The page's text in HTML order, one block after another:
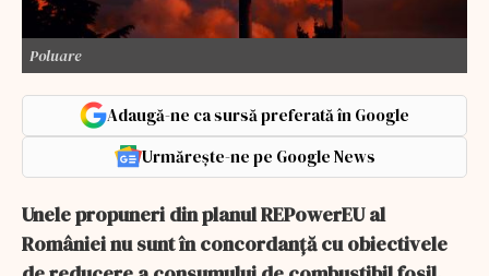
Poluare
Adaugă-ne ca sursă preferată în Google
Urmărește-ne pe Google News
Unele propuneri din planul REPowerEU al
României nu sunt în concordanţă cu obiectivele